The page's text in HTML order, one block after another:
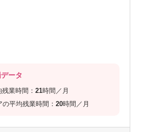
ータ
残業時間：21時間／月
の平均残業時間：20時間／月